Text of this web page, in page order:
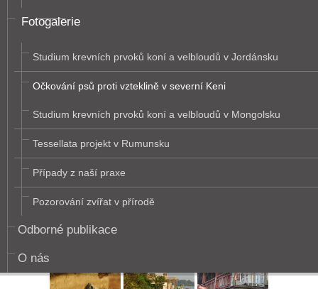
Fotogalerie
Studium krevních prvoků koní a velbloudů v Jordánsku
Očkování psů proti vzteklině v severní Keni
Studium krevních prvoků koní a velbloudů v Mongolsku
Tessellata projekt v Rumunsku
Případy z naší praxe
Pozorování zvířat v přírodě
Odborné publikace
O nás